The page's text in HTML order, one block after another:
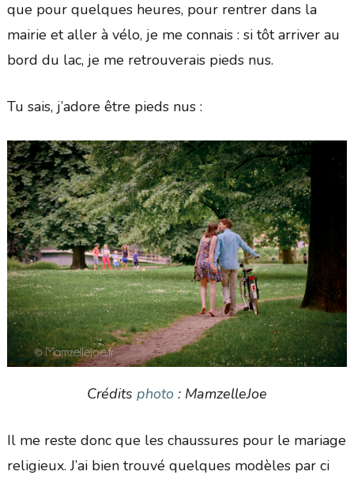
que pour quelques heures, pour rentrer dans la
mairie et aller à vélo, je me connais : si tôt arriver au
bord du lac, je me retrouverais pieds nus.
Tu sais, j’adore être pieds nus :
Crédits photo : MamzelleJoe
Il me reste donc que les chaussures pour le mariage
religieux. J’ai bien trouvé quelques modèles par ci